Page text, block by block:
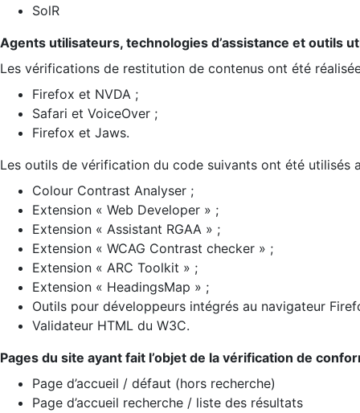
SolR
Agents utilisateurs, technologies d’assistance et outils
Les vérifications de restitution de contenus ont été
Firefox et NVDA ;
Safari et VoiceOver ;
Firefox et Jaws.
Les outils de vérification du code suivants ont été utilisés
Colour Contrast Analyser ;
Extension « Web Developer » ;
Extension « Assistant RGAA » ;
Extension « WCAG Contrast checker » ;
Extension « ARC Toolkit » ;
Extension « HeadingsMap » ;
Outils pour développeurs intégrés au navigateur
Validateur HTML du W3C.
Pages du site ayant fait l’objet de la vérification de
Page d’accueil / défaut (hors recherche)
Page d’accueil recherche / liste des résultats